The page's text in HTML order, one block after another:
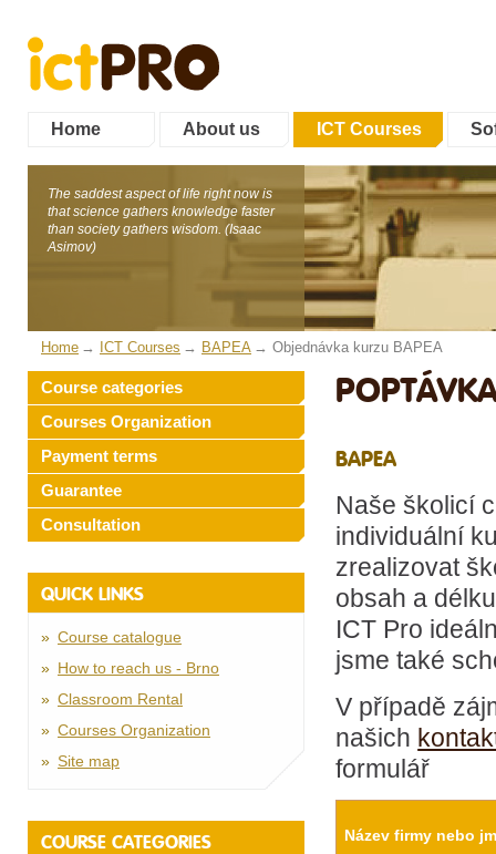
Home About us ICT Courses
The saddest aspect of life right now is
that science gathers knowledge faster
than society gathers wisdom. (Isaac
Asimov)
Home ICT Courses BAPEA Objednávka kurzu BAPEA
Course categories
Courses Organization
Payment terms
Guarantee
Consultation
QUICK LINKS
Course catalogue
How to reach us - Brno
Classroom Rental
Courses Organization
Site map
COURSE CATEGORIES
BAPEA
Naše školicí
individuální
zrealizovat
obsah a
ICT Pro
jsme také
V případě
našich
formulář
Název firmy nebo